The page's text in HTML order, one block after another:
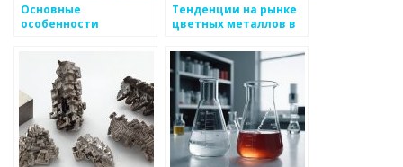
Основные
особенности
Тенденции на рынке
цветных металлов в